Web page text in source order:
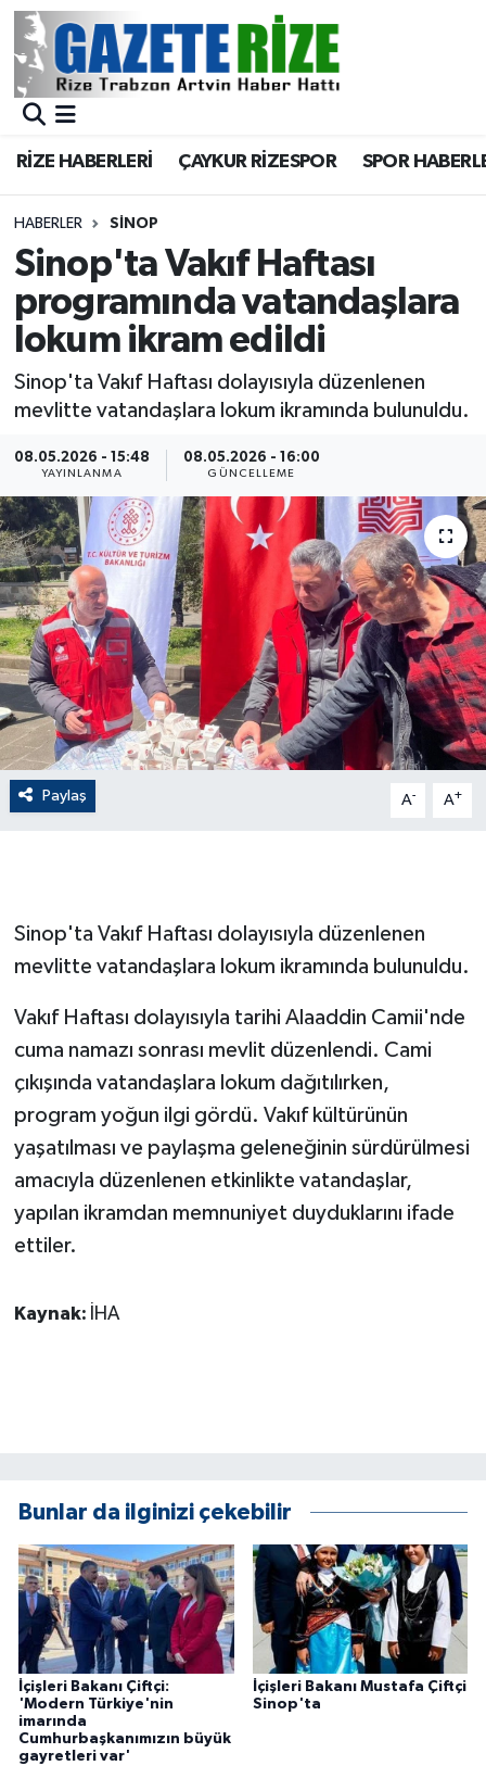
RİZE HABERLERİ ÇAYKUR RİZESPOR SPOR
HABERLER SINOP
Sinop'ta Vakıf Haftası
programında vatandaşlara
lokum ikram edildi
Sinop'ta Vakıf Haftası dolayısıyla düzenlenen
mevlitte vatandaşlara lokum ikramında bulunuldu.
08.05.2026 - 15:48
YAYINLANMA
08.05.2026 - 16:00
GÜNCELLEME
Paylaş A- A+
Sinop'ta Vakıf Haftası dolayısıyla düzenlenen
mevlitte vatandaşlara lokum ikramında bulunuldu.
Vakıf Haftası dolayısıyla tarihi Alaaddin Camii'nde
cuma namazı sonrası mevlit düzenlendi. Cami
çıkışında vatandaşlara lokum dağıtılırken,
program yoğun ilgi gördü. Vakıf kültürünün
yaşatılması ve paylaşma geleneğinin sürdürülmesi
amacıyla düzenlenen etkinlikte vatandaşlar,
yapılan ikramdan memnuniyet duyduklarını ifade
ettiler.
Kaynak: İHA
Bunlar da ilginizi çekebilir
İçişleri Bakanı Çiftçi:
'Modern Türkiye'nin
imarında
Cumhurbaşkanımızın büyük
gayretleri var'
İçişleri Bakanı Mustafa Çiftçi
Sinop'ta
BÖLGEMİZ
Asayiş
Rize Jandarma Komutanlığı
Bilim Teknoloji
Advertising news
Canlı Maç
ÇEVRE
Dış Haberler
Dünya
EĞİTİM
EKONOMİ
English News
Gayrimenkul
GENEL
GÜNDEM
HABERDE İNSAN
İNSAN
İş Dünyası
MAGAZİN
Otomobil
POLİTİKA
Sağlık
SİYASET
Merkez Nöbetçi Eczaneler
Merkez Trafik Yoğunluk Haritası
Süper Lig Puan Durumu ve Fikstür
Tüm Manşetler
Haber Arşivi